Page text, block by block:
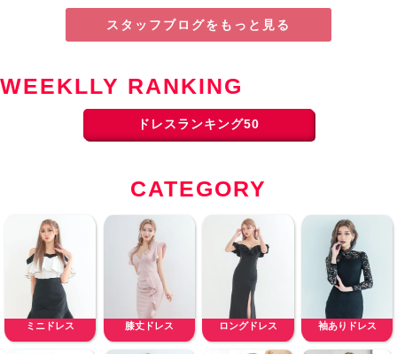
スタッフブログをもっと見る
WEEKLLY RANKING
ドレスランキング50
CATEGORY
ミニドレス 膝丈ドレス ロングドレス 袖ありドレス